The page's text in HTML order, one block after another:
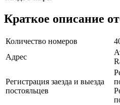
Краткое описание
Количество номеров
Адрес
Регистрация заезда и выезда
постояльцев